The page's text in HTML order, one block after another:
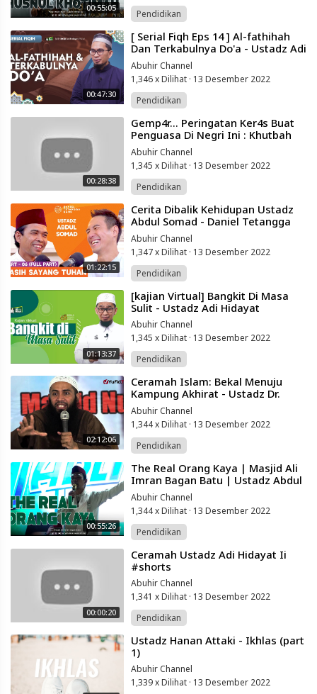
00:55:05
Pendidikan
00:47:30
⁣[ Serial Fiqh Eps 14 ] Al-fathihah
Dan Terkabulnya Do'a - Ustadz Adi
Hidayat
Abuhir Channel
1,346 x Dilihat · 13 Desember 2022
Pendidikan
00:28:38
⁣Gemp4r... Peringatan Ker4s Buat
Penguasa Di Negri Ini : Khutbah
Paling Berani Ustadz Jel Fathullah
Abuhir Channel
1,345 x Dilihat · 13 Desember 2022
Pendidikan
01:22:15
⁣Cerita Dibalik Kehidupan Ustadz
Abdul Somad - Daniel Tetangga
Kamu
Abuhir Channel
1,347 x Dilihat · 13 Desember 2022
Pendidikan
01:13:37
⁣[kajian Virtual] Bangkit Di Masa
Sulit - Ustadz Adi Hidayat
Abuhir Channel
1,345 x Dilihat · 13 Desember 2022
Pendidikan
02:12:06
⁣Ceramah Islam: Bekal Menuju
Kampung Akhirat - Ustadz Dr.
Syafiq Basalamah, Ma.
Abuhir Channel
1,344 x Dilihat · 13 Desember 2022
Pendidikan
00:55:26
⁣The Real Orang Kaya | Masjid Ali
Imran Bagan Batu | Ustadz Abdul
Somad
Abuhir Channel
1,344 x Dilihat · 13 Desember 2022
Pendidikan
00:00:20
⁣Ceramah Ustadz Adi Hidayat Ii
#shorts
Abuhir Channel
1,341 x Dilihat · 13 Desember 2022
Pendidikan
⁣Ustadz Hanan Attaki - Ikhlas (part
1)
Abuhir Channel
1,339 x Dilihat · 13 Desember 2022